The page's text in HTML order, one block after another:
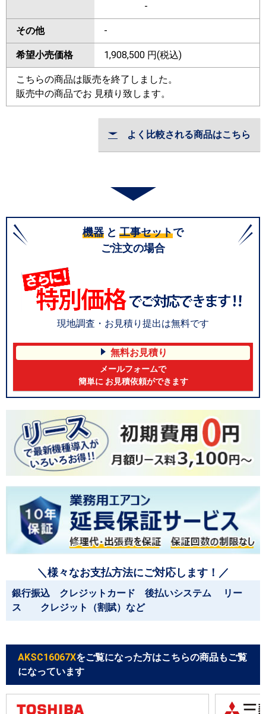
-
その他 -
希望小売価格 1,908,500 円(税込)
こちらの商品は販売を終了しました。
販売中の商品でお 見積り致します。
よく比較される商品はこちら
機器 と 工事セットで
ご注文の場合
現地調査・お見積り提出は無料です
無料お見積り
メールフォームで
簡単に お見積依頼ができます
＼様々なお支払方法にご対応します！／
銀行振込 クレジットカード 後払いシステム リー
ス クレジット（割賦）など
AKSC16067Xをご覧になった方はこちらの商品もご覧
になっています